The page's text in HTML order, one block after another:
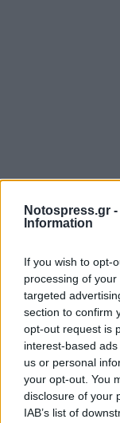
Notospress.gr -
Information
If you wish to opt-
processing of
targeted
section to confirm
opt-out request is
interest-based
us or personal
your opt-out. You
disclosure of your
IAB’s list of
Σχετικά Άρθρα